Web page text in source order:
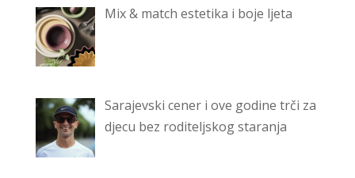
Mix & match estetika i boje ljeta
Sarajevski cener i ove godine trči za
djecu bez roditeljskog staranja